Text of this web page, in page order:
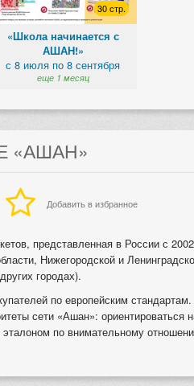
30 стр.
«Школа начинается с
АШАН!»
с 8 июля по 8 сентября
еще 1 месяц
«АШАН»
Добавить в избранное
представленная в России с
Нижегородской и
городах).
по европейским
сети «Ашан»: ориентироваться
по внимательному